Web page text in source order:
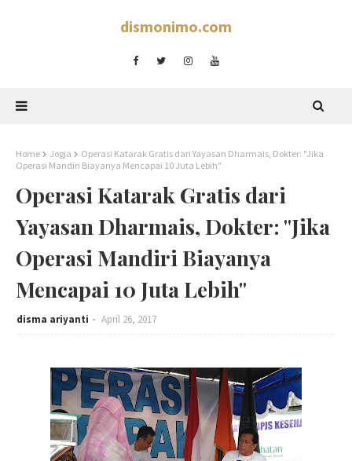
dismonimo.com
Home Jogja
Operasi Katarak Gratis dari Yayasan Dharmais, Dokter: "Jika
Operasi Mandiri Biayanya Mencapai 10 Juta Lebih"
Operasi Katarak Gratis dari
Yayasan Dharmais, Dokter: "Jika
Operasi Mandiri Biayanya
Mencapai 10 Juta Lebih"
disma ariyanti April 26, 2017